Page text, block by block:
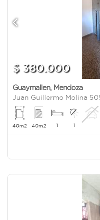
$ 380.000
Guaymallen, Mendoza
Juan Guillermo Molina
40m2 40m2 1 1